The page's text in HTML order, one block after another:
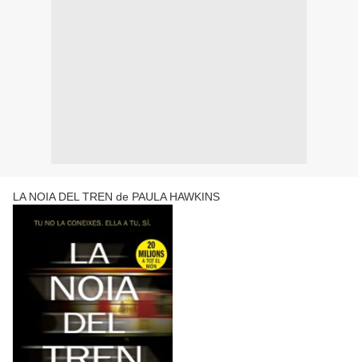
LA NOIA DEL TREN de PAULA HAWKINS